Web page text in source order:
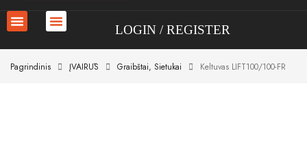
LOGIN REGISTER
Pagrindinis ĮVAIRŪS Graibštai, Sietukai Keltuvas LIFT100/100-FR